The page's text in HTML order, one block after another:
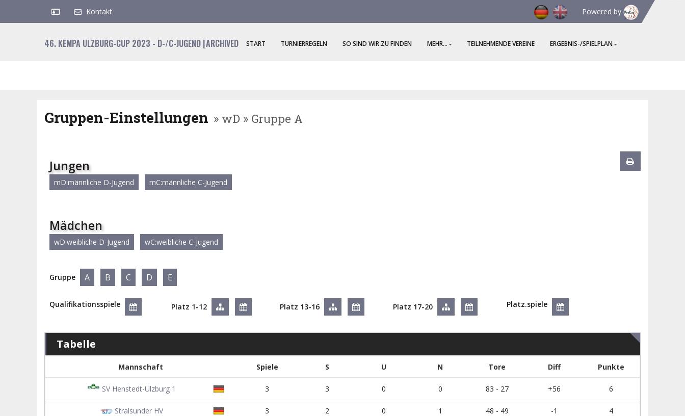
Kontakt Powered by
46. KEMPA ULZBURG-CUP 2023 - D-/C-JUGEND [ARCHIVED START TURNIERREGELN SO SIND WIR ZU FINDEN MEHR... TEILNEHMENDE VEREINE ERGEBNIS-/SPIELPLAN
Gruppen-Einstellungen » wD » Gruppe A
Jungen
mD:männliche D-Jugend mC:männliche C-Jugend
Mädchen
wD:weibliche D-Jugend wC:weibliche C-Jugend
Gruppe A B C D E
Qualifikationsspiele Platz 1-12 Platz 13-16 Platz 17-20 Platz.spiele
Tabelle
Mannschaft Spiele S U N Tore Diff Punkte
SV Henstedt-Ulzburg 1 3 3 0 0 83 - 27 +56 6
Stralsunder HV 3 2 0 1 48 - 49 -1 4